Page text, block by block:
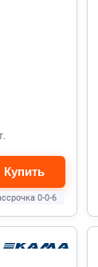
Купить
0-0-6